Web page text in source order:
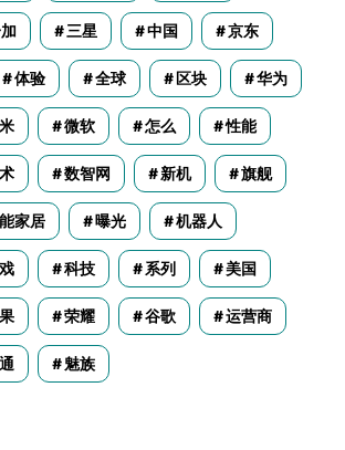
三星 中国 京东
体验 全球 区块 华为
微软 怎么 性能
数智网 新机 旗舰
家居 曝光 机器人
科技 系列 美国
荣耀 谷歌 运营商
魅族